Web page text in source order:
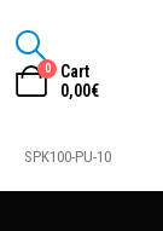
0
Cart
0,00€
SPK100-PU-10